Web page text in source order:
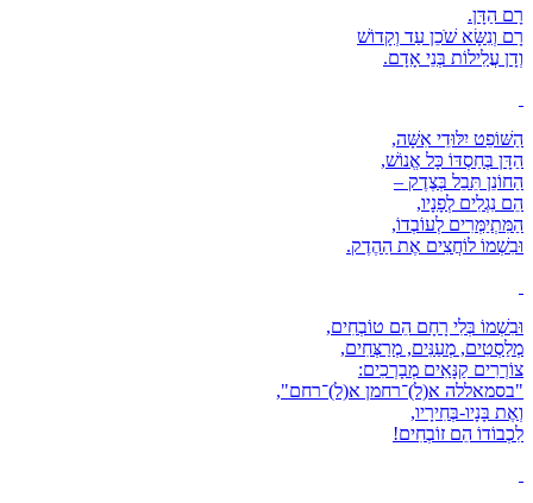
רָם הַדָּן.
רָם וְנִשָּׂא שֹׁכֵן עַד וְקָדוֹשׁ
וְדָן עֲלִילוֹת בְּנֵי אָדָם.
הַשּׁוֹפֵט יִלּוּדֵי אִשָּׁה,
הַדָּן בְּחַסְדּוֹ כָּל אֱנוֹשׁ,
הַחוֹנֵן תֵּבֵל בְּצֶדֶק –
הֵם נִגְלִים לְפָנָיו,
הַמִּתְיַמְּרִים לְעוֹבְדוֹ,
וּבִשְׁמוֹ לוֹחֲצִים אֶת הַהֶדֶק.
וּבִשְׁמוֹ בְּלִי רָחָם הֵם טוֹבְחִים,
מְלַסְטִים, מְעַנִּים, מְרַצְּחִים,
צוֹרְרִים קַנָּאִים מְבָרְכִים:
"בסמאללה א(ל)־רחמן א(ל)־רחם",
וְאֶת בָּנָיו-בְּחִירָיו,
לִכְבוֹדוֹ הֵם זוֹבְחִים!